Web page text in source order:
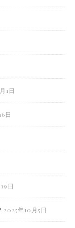
1日
日
日
2025年10月5日